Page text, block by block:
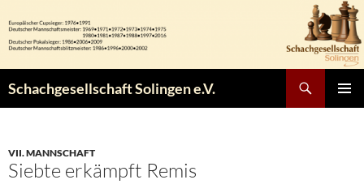
Inhalt
springen
Schachgesellschaft Solingen e.V.
VII. MANNSCHAFT
Siebte erkämpft Remis